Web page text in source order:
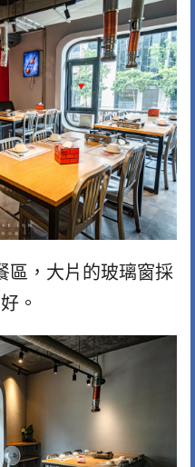
區，大片的玻璃窗採
。